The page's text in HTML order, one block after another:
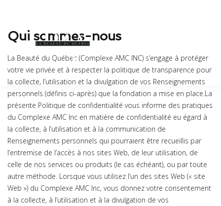
Qui sommes-nous
La Beauté du Québec (Complexe AMC INC) s’engage à protéger
votre vie privée et à respecter la politique de transparence pour
la collecte, l’utilisation et la divulgation de vos Renseignements
personnels (définis ci-après) que la fondation a mise en place.La
présente Politique de confidentialité vous informe des pratiques
du Complexe AMC Inc en matière de confidentialité eu égard à
la collecte, à l’utilisation et à la communication de
Renseignements personnels qui pourraient être recueillis par
l’entremise de l’accès à nos sites Web, de leur utilisation, de
celle de nos services ou produits (le cas échéant), ou par toute
autre méthode. Lorsque vous utilisez l’un des sites Web (« site
Web ») du Complexe AMC Inc, vous donnez votre consentement
à la collecte, à l’utilisation et à la divulgation de vos